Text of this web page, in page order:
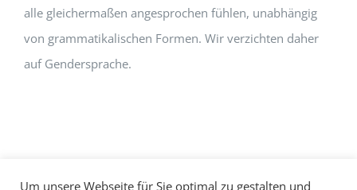
alle gleichermaßen angesprochen fühlen, unabhängig
von grammatikalischen Formen. Wir verzichten daher
auf Gendersprache.
Um unsere Webseite für Sie optimal zu gestalten und